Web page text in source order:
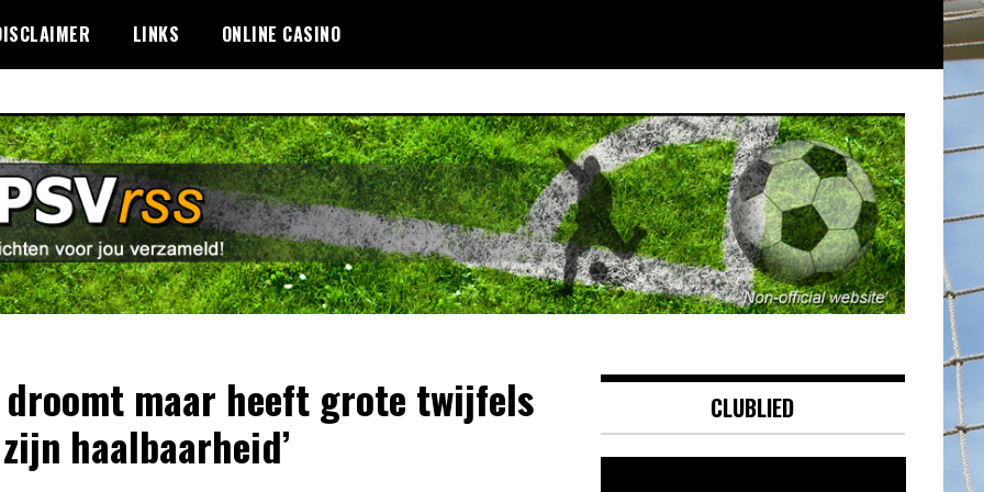
LINKS ONLINE CASINO
droomt maar heeft grote twijfels
haalbaarheid’
CLUBLIED